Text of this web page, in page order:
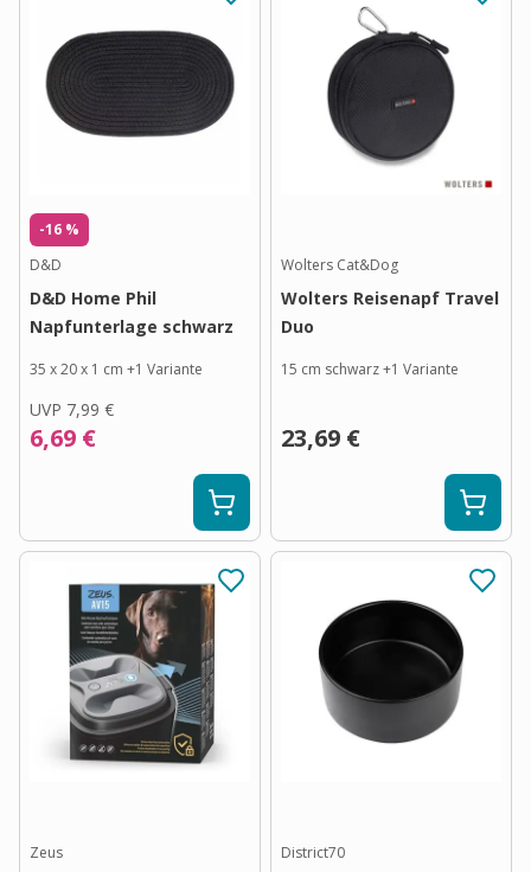
-16 %
D&D
D&D Home Phil
Napfunterlage schwarz
35 x 20 x 1 cm +1 Variante
UVP 7,99 €
6,69 €
Wolters Cat&Dog
Wolters Reisenapf Travel
Duo
15 cm schwarz+1 Variante
23,69 €
Zeus District70